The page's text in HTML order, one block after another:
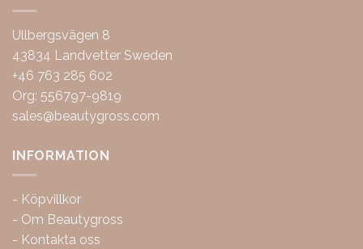
Ullbergsvägen 8
43834 Landvetter Sweden
+46 763 285 602
Org: 556797-9819
sales@beautygross.com
INFORMATION
- Köpvillkor
- Om Beautygross
- Kontakta oss